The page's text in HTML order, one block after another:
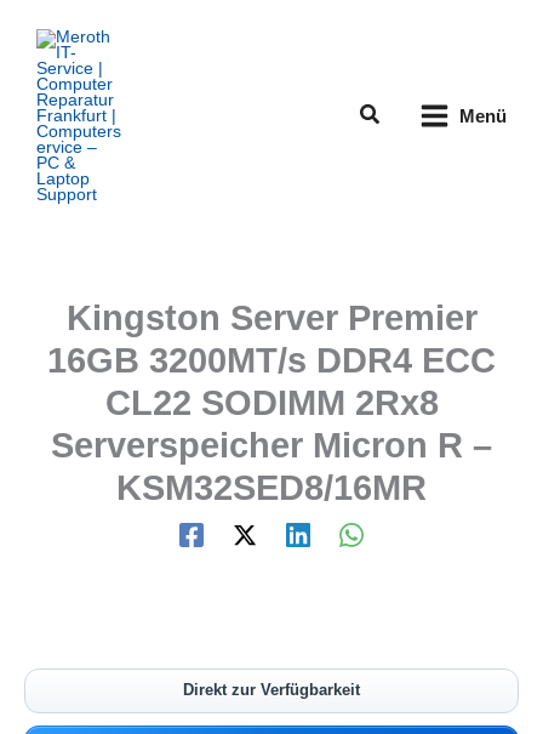
Inhalt
springen
Suchen Menü
Kingston Server Premier
16GB 3200MT/s DDR4 ECC
CL22 SODIMM 2Rx8
Serverspeicher Micron R –
KSM32SED8/16MR
Direkt zur Verfügbarkeit